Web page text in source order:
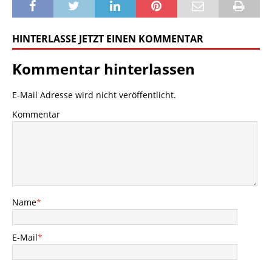
HINTERLASSE JETZT EINEN KOMMENTAR
Kommentar hinterlassen
E-Mail Adresse wird nicht veröffentlicht.
Kommentar
Name*
E-Mail*